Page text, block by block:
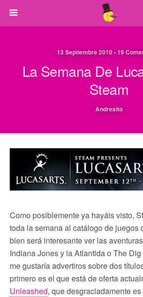
13 Septiembre 2010 • 19
La Semana De
Steam
Andresito
Como posiblemente ya hayáis visto,
toda la semana al catálogo de juegos
bien será interesante ver las
Indiana Jones y la Atlantida o The
me gustaría advertiros sobre dos
primero es el que está de oferta
Unleashed, que desgraciadamente